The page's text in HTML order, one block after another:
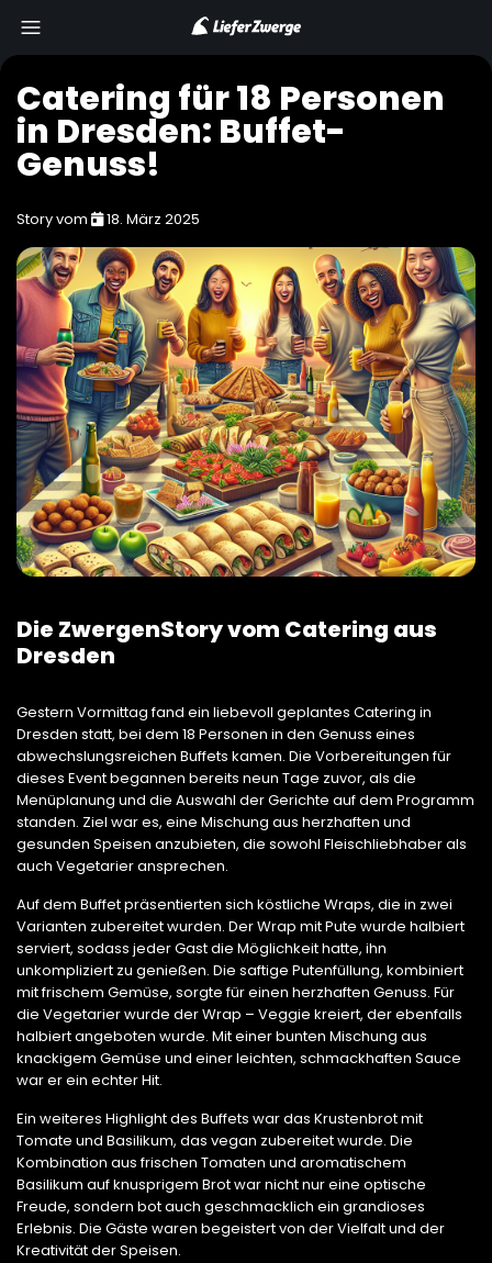
Catering für 18 Personen
in Dresden: Buffet-
Genuss!
Story vom 18. März 2025
Die ZwergenStory vom Catering aus
Dresden
Gestern Vormittag fand ein liebevoll geplantes Catering in
Dresden statt, bei dem 18 Personen in den Genuss eines
abwechslungsreichen Buffets kamen. Die Vorbereitungen für
dieses Event begannen bereits neun Tage zuvor, als die
Menüplanung und die Auswahl der Gerichte auf dem Programm
standen. Ziel war es, eine Mischung aus herzhaften und
gesunden Speisen anzubieten, die sowohl Fleischliebhaber als
auch Vegetarier ansprechen.
Auf dem Buffet präsentierten sich köstliche Wraps, die in zwei
Varianten zubereitet wurden. Der Wrap mit Pute wurde halbiert
serviert, sodass jeder Gast die Möglichkeit hatte, ihn
unkompliziert zu genießen. Die saftige Putenfüllung, kombiniert
mit frischem Gemüse, sorgte für einen herzhaften Genuss. Für
die Vegetarier wurde der Wrap – Veggie kreiert, der ebenfalls
halbiert angeboten wurde. Mit einer bunten Mischung aus
knackigem Gemüse und einer leichten, schmackhaften Sauce
war er ein echter Hit.
Ein weiteres Highlight des Buffets war das Krustenbrot mit
Tomate und Basilikum, das vegan zubereitet wurde. Die
Kombination aus frischen Tomaten und aromatischem
Basilikum auf knusprigem Brot war nicht nur eine optische
Freude, sondern bot auch geschmacklich ein grandioses
Erlebnis. Die Gäste waren begeistert von der Vielfalt und der
Kreativität der Speisen.